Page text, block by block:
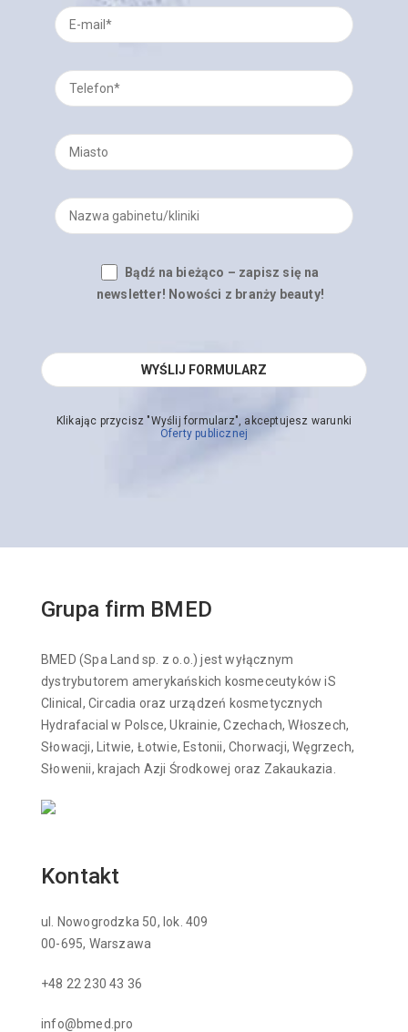
Bądź na bieżąco – zapisz się na
newsletter! Nowości z branży beauty!
Klikając przycisz "Wyślij formularz", akceptujesz warunki
Oferty publicznej
Grupa firm BMED
BMED (Spa Land sp. z o.o.) jest wyłącznym
dystrybutorem amerykańskich kosmeceutyków iS
Clinical, Circadia oraz urządzeń kosmetycznych
Hydrafacial w Polsce, Ukrainie, Czechach, Włoszech,
Słowacji, Litwie, Łotwie, Estonii, Chorwacji, Węgrzech,
Słowenii, krajach Azji Środkowej oraz Zakaukazia.
Kontakt
ul. Nowogrodzka 50, lok. 409
00-695, Warszawa
+48 22 230 43 36
info@bmed.pro